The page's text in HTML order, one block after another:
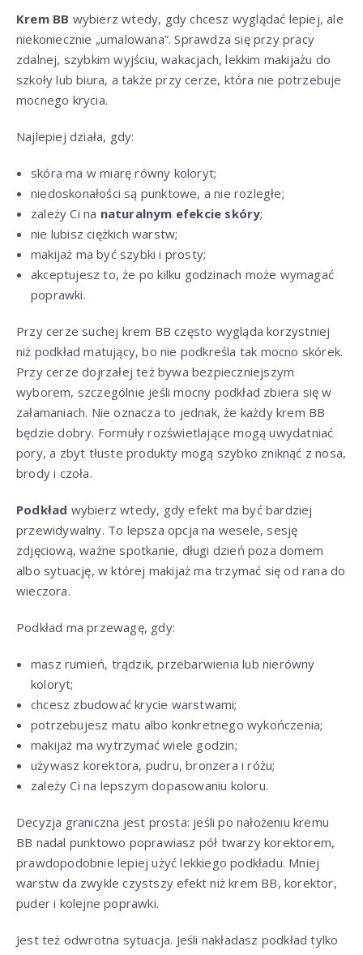
Krem BB wybierz wtedy, gdy chcesz wyglądać lepiej, ale
niekoniecznie „umalowana”. Sprawdza się przy pracy
zdalnej, szybkim wyjściu, wakacjach, lekkim makijażu do
szkoły lub biura, a także przy cerze, która nie potrzebuje
mocnego krycia.
Najlepiej działa, gdy:
skóra ma w miarę równy koloryt;
niedoskonałości są punktowe, a nie rozległe;
zależy Ci na naturalnym efekcie skóry;
nie lubisz ciężkich warstw;
makijaż ma być szybki i prosty;
akceptujesz to, że po kilku godzinach może wymagać
poprawki.
Przy cerze suchej krem BB często wygląda korzystniej
niż podkład matujący, bo nie podkreśla tak mocno skórek.
Przy cerze dojrzałej też bywa bezpieczniejszym
wyborem, szczególnie jeśli mocny podkład zbiera się w
załamaniach. Nie oznacza to jednak, że każdy krem BB
będzie dobry. Formuły rozświetlające mogą uwydatniać
pory, a zbyt tłuste produkty mogą szybko zniknąć z nosa,
brody i czoła.
Podkład wybierz wtedy, gdy efekt ma być bardziej
przewidywalny. To lepsza opcja na wesele, sesję
zdjęciową, ważne spotkanie, długi dzień poza domem
albo sytuację, w której makijaż ma trzymać się od rana do
wieczora.
Podkład ma przewagę, gdy:
masz rumień, trądzik, przebarwienia lub nierówny
koloryt;
chcesz zbudować krycie warstwami;
potrzebujesz matu albo konkretnego wykończenia;
makijaż ma wytrzymać wiele godzin;
używasz korektora, pudru, bronzera i różu;
zależy Ci na lepszym dopasowaniu koloru.
Decyzja graniczna jest prosta: jeśli po nałożeniu kremu
BB nadal punktowo poprawiasz pół twarzy korektorem,
prawdopodobnie lepiej użyć lekkiego podkładu. Mniej
warstw da zwykle czystszy efekt niż krem BB, korektor,
puder i kolejne poprawki.
Jest też odwrotna sytuacja. Jeśli nakładasz podkład tylko